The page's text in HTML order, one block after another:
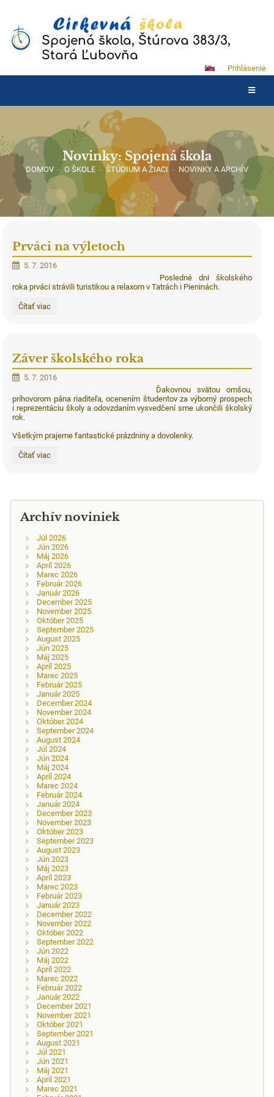
Spojená škola, Štúrova 383/3,
Stará Ľubovňa
Prihlásenie
Novinky: Spojená škola
DOMOV - O ŠKOLE - ŠTÚDIUM A ŽIACI - NOVINKY A ARCHÍV
Prváci na výletoch
5. 7. 2016
Posledné dni školského
roka prváci strávili turistikou a relaxom v Tatrách i Pieninách.
Prváci
Čítať viac
Záver školského roka
5. 7. 2016
Ďakovnou svätou omšou,
príhovorom pána riaditeľa, ocenením študentov za výborný prospech
i reprezentáciu školy a odovzdaním vysvedčení sme ukončili školský
rok.
Všetkým prajeme fantastické prázdniny a dovolenky.
Záver
Čítať viac
Archív noviniek
Júl 2026
Jún 2026
Máj 2026
Apríl 2026
Marec 2026
Február 2026
Január 2026
December 2025
November 2025
Október 2025
September 2025
August 2025
Jún 2025
Máj 2025
Apríl 2025
Marec 2025
Február 2025
Január 2025
December 2024
November 2024
Október 2024
September 2024
August 2024
Júl 2024
Jún 2024
Máj 2024
Apríl 2024
Marec 2024
Február 2024
Január 2024
December 2023
November 2023
Október 2023
September 2023
August 2023
Jún 2023
Máj 2023
Apríl 2023
Marec 2023
Február 2023
Január 2023
December 2022
November 2022
Október 2022
September 2022
Jún 2022
Máj 2022
Apríl 2022
Marec 2022
Február 2022
Január 2022
December 2021
November 2021
Október 2021
September 2021
August 2021
Júl 2021
Jún 2021
Máj 2021
Apríl 2021
Marec 2021